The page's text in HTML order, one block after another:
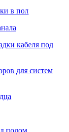
в пол
кабеля под
для систем
полом